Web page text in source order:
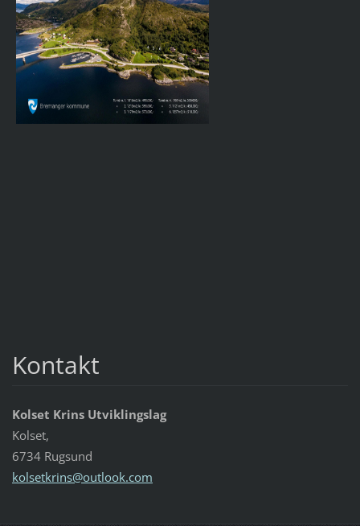
Kontakt
Kolset Krins Utviklingslag
Kolset,
6734 Rugsund
kolsetkrins@outlook.com